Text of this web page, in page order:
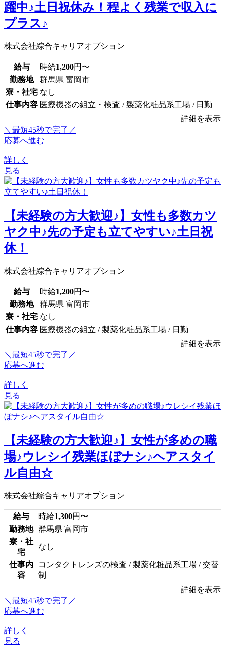
躍中♪土日祝休み！程よく残業で収入に
プラス♪
株式会社綜合キャリアオプション
給与 時給1,200円〜
勤務地
群馬県 富岡市
寮・社宅 なし
仕事内容 医療機器の組立・検査 / 製薬化粧品系工場 / 日勤
詳細を表示
＼最短45秒で完了／
応募へ進む
詳しく
見る
【未経験の方大歓迎♪】女性も多数カツ
ヤク中♪先の予定も立てやすい♪土日祝
休！
株式会社綜合キャリアオプション
給与 時給1,200円〜
勤務地
群馬県 富岡市
寮・社宅 なし
仕事内容 医療機器の組立 / 製薬化粧品系工場 / 日勤
詳細を表示
＼最短45秒で完了／
応募へ進む
詳しく
見る
【未経験の方大歓迎♪】女性が多めの職
場♪ウレシイ残業ほぼナシ♪ヘアスタイ
ル自由☆
株式会社綜合キャリアオプション
給与 時給1,300円〜
勤務地
群馬県 富岡市
寮・社
宅
なし
仕事内
容
コンタクトレンズの検査 / 製薬化粧品系工場 / 交替
制
詳細を表示
＼最短45秒で完了／
応募へ進む
詳しく
見る